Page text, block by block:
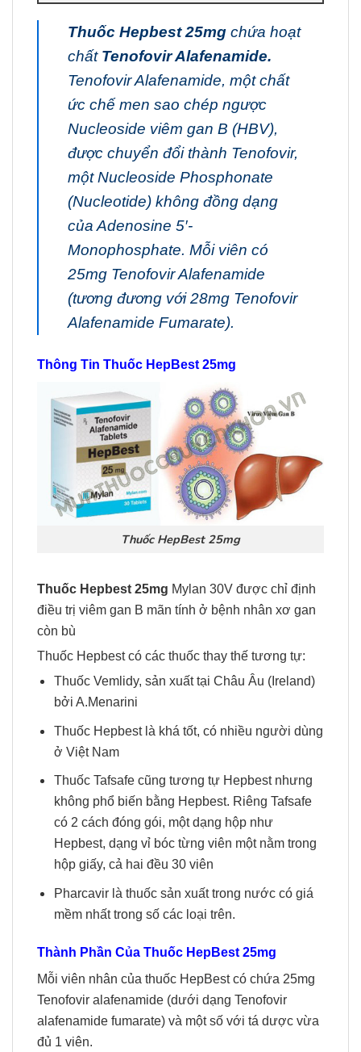
Thuốc Hepbest 25mg chứa hoạt
chấtTenofovir Alafenamide.
Tenofovir Alafenamide, một chất
ức chế men sao chép ngược
Nucleoside viêm gan B (HBV),
được chuyển đổi thành Tenofovir,
một Nucleoside Phosphonate
(Nucleotide) không đồng dạng
của Adenosine 5′-
Monophosphate. Mỗi viên có
25mg Tenofovir Alafenamide
(tương đương với 28mg Tenofovir
Alafenamide Fumarate).
Thông Tin Thuốc HepBest 25mg
Thuốc HepBest 25mg
Thuốc Hepbest 25mg Mylan 30V được chỉ định
điều trị viêm gan B mãn tính ở bệnh nhân xơ gan
còn bù
Thuốc Hepbest có các thuốc thay thế tương tự:
Thuốc Vemlidy, sản xuất tại Châu Âu (Ireland)
bởi A.Menarini
Thuốc Hepbest là khá tốt, có nhiều người dùng
ở Việt Nam
Thuốc Tafsafe cũng tương tự Hepbest nhưng
không phổ biến bằng Hepbest. Riêng Tafsafe
có 2 cách đóng gói, một dạng hộp như
Hepbest, dạng vỉ bóc từng viên một nằm trong
hộp giấy, cả hai đều 30 viên
Pharcavir là thuốc sản xuất trong nước có giá
mềm nhất trong số các loại trên.
Thành Phần Của Thuốc HepBest 25mg
Mỗi viên nhân của thuốc HepBest có chứa 25mg
Tenofovir alafenamide (dưới dạng Tenofovir
alafenamide fumarate) và một số với tá dược vừa
đủ 1 viên.